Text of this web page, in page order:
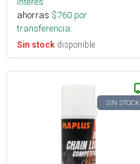
ahorras $760 por
transferencia.
Sin stock disponible
SIN STOCK